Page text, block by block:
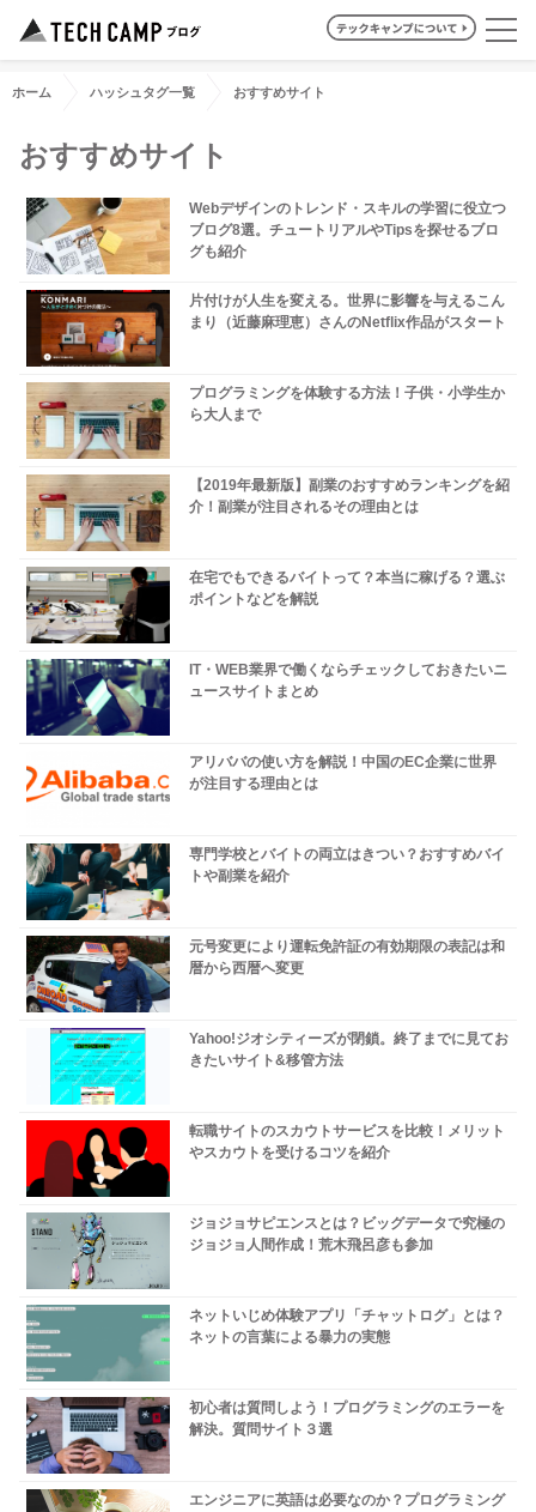
ホーム ハッシュタグ一覧 おすすめサイト
おすすめサイト
Webデザインのトレンド・スキルの学習に役立つ
ブログ8選。チュートリアルやTipsを探せるブロ
グも紹介
片付けが人生を変える。世界に影響を与えるこん
まり（近藤麻理恵）さんのNetflix作品がスタート
プログラミングを体験する方法！子供・小学生か
ら大人まで
【2019年最新版】副業のおすすめランキングを紹
介！副業が注目されるその理由とは
在宅でもできるバイトって？本当に稼げる？選ぶ
ポイントなどを解説
IT・WEB業界で働くならチェックしておきたいニ
ュースサイトまとめ
アリババの使い方を解説！中国のEC企業に世界
が注目する理由とは
専門学校とバイトの両立はきつい？おすすめバイ
トや副業を紹介
元号変更により運転免許証の有効期限の表記は和
暦から西暦へ変更
Yahoo!ジオシティーズが閉鎖。終了までに見てお
きたいサイト&移管方法
転職サイトのスカウトサービスを比較！メリット
やスカウトを受けるコツを紹介
ジョジョサピエンスとは？ビッグデータで究極の
ジョジョ人間作成！荒木飛呂彦も参加
ネットいじめ体験アプリ「チャットログ」とは？
ネットの言葉による暴力の実態
初心者は質問しよう！プログラミングのエラーを
解決。質問サイト３選
エンジニアに英語は必要なのか？プログラミング